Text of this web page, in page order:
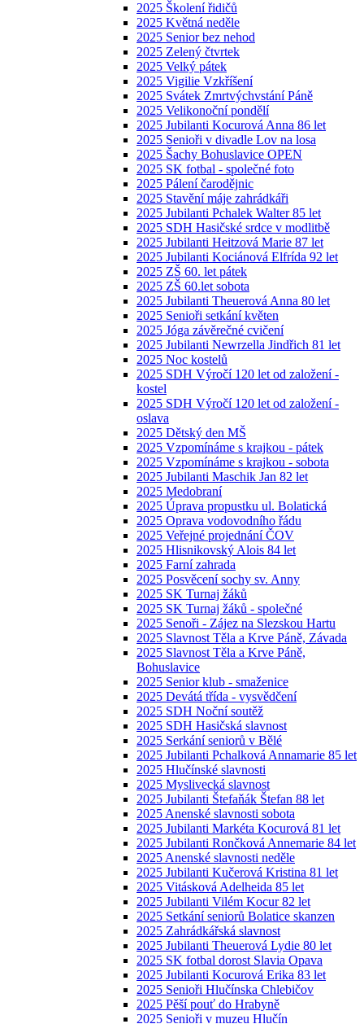
2025 Školení řidičů
2025 Květná neděle
2025 Senior bez nehod
2025 Zelený čtvrtek
2025 Velký pátek
2025 Vigilie Vzkříšení
2025 Svátek Zmrtvýchvstání Páně
2025 Velikonoční pondělí
2025 Jubilanti Kocurová Anna 86 let
2025 Senioři v divadle Lov na losa
2025 Šachy Bohuslavice OPEN
2025 SK fotbal - společné foto
2025 Pálení čarodějnic
2025 Stavění máje zahrádkáři
2025 Jubilanti Pchalek Walter 85 let
2025 SDH Hasičské srdce v modlitbě
2025 Jubilanti Heitzová Marie 87 let
2025 Jubilanti Kociánová Elfrída 92 let
2025 ZŠ 60. let pátek
2025 ZŠ 60.let sobota
2025 Jubilanti Theuerová Anna 80 let
2025 Senioři setkání květen
2025 Jóga závěrečné cvičení
2025 Jubilanti Newrzella Jindřich 81 let
2025 Noc kostelů
2025 SDH Výročí 120 let od založení -
kostel
2025 SDH Výročí 120 let od založení -
oslava
2025 Dětský den MŠ
2025 Vzpomínáme s krajkou - pátek
2025 Vzpomínáme s krajkou - sobota
2025 Jubilanti Maschik Jan 82 let
2025 Medobraní
2025 Úprava propustku ul. Bolatická
2025 Oprava vodovodního řádu
2025 Veřejné projednání ČOV
2025 Hlisnikovský Alois 84 let
2025 Farní zahrada
2025 Posvěcení sochy sv. Anny
2025 SK Turnaj žáků
2025 SK Turnaj žáků - společné
2025 Senoři - Zájez na Slezskou Hartu
2025 Slavnost Těla a Krve Páně, Závada
2025 Slavnost Těla a Krve Páně,
Bohuslavice
2025 Senior klub - smaženice
2025 Devátá třída - vysvědčení
2025 SDH Noční soutěž
2025 SDH Hasičská slavnost
2025 Serkání seniorů v Bělé
2025 Jubilanti Pchalková Annamarie 85 let
2025 Hlučínské slavnosti
2025 Myslivecká slavnost
2025 Jubilanti Štefaňák Štefan 88 let
2025 Anenské slavnosti sobota
2025 Jubilanti Markéta Kocurová 81 let
2025 Jubilanti Rončková Annemarie 84 let
2025 Anenské slavnosti neděle
2025 Jubilanti Kučerová Kristina 81 let
2025 Vitásková Adelheida 85 let
2025 Jubilanti Vilém Kocur 82 let
2025 Setkání seniorů Bolatice skanzen
2025 Zahrádkářská slavnost
2025 Jubilanti Theuerová Lydie 80 let
2025 SK fotbal dorost Slavia Opava
2025 Jubilanti Kocurová Erika 83 let
2025 Senioři Hlučínska Chlebičov
2025 Pěší pouť do Hrabyně
2025 Senioři v muzeu Hlučín